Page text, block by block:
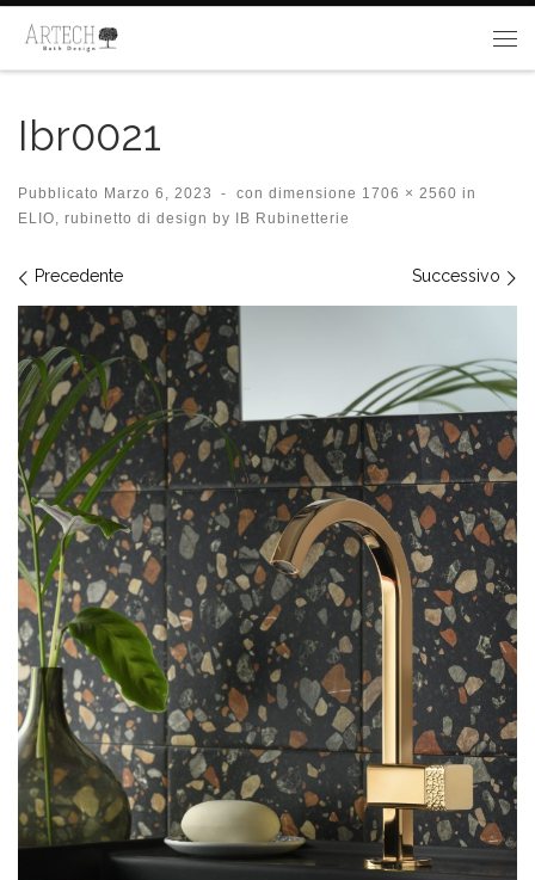
Passa al contenuto
Ibr0021
Pubblicato Marzo 6, 2023 - con dimensione 1706 × 2560 in
ELIO, rubinetto di design by IB Rubinetterie
Navigazione immagini
Precedente Successivo